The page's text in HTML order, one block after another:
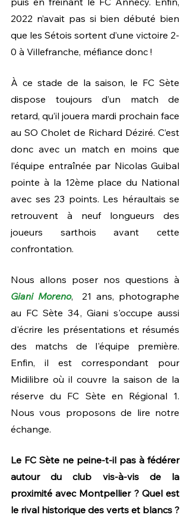
2022 n’avait pas si bien débuté bien
que les Sétois sortent d’une victoire 2-
0 à Villefranche, méfiance donc !
À ce stade de la saison, le FC Sète
dispose toujours d’un match de
retard, qu’il jouera mardi prochain face
au SO Cholet de Richard Déziré. C’est
donc avec un match en moins que
l’équipe entraînée par Nicolas Guibal
pointe à la 12ème place du National
avec ses 23 points. Les héraultais se
retrouvent à neuf longueurs des
joueurs sarthois avant cette
confrontation.
Giani Moreno,  21 ans, photographe
au FC Sète 34, Giani s'occupe aussi
d'écrire les présentations et résumés
des matchs de l'équipe première.
Enfin, il est correspondant pour
Midilibre où il couvre la saison de la
réserve du FC Sète en Régional 1.
Nous vous proposons de lire notre
échange.
Le FC Sète ne peine-t-il pas à fédérer
autour du club vis-à-vis de la
proximité avec Montpellier ? Quel est
le rival historique des verts et blancs ?